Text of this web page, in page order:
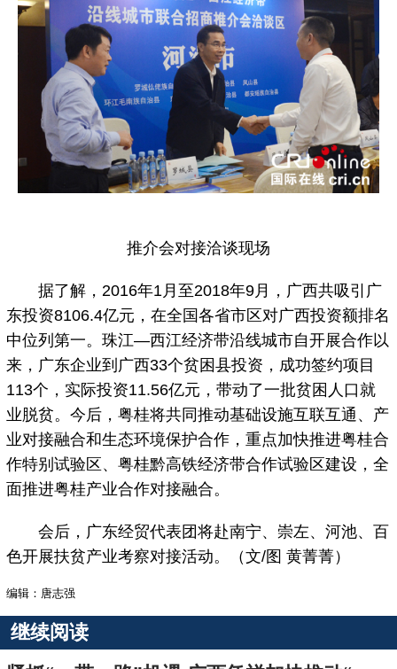
推介会对接洽谈现场
据了解，2016年1月至2018年9月，广西共吸引广
东投资8106.4亿元，在全国各省市区对广西投资额排名
中位列第一。珠江—西江经济带沿线城市自开展合作以
来，广东企业到广西33个贫困县投资，成功签约项目
113个，实际投资11.56亿元，带动了一批贫困人口就
业脱贫。今后，粤桂将共同推动基础设施互联互通、产
业对接融合和生态环境保护合作，重点加快推进粤桂合
作特别试验区、粤桂黔高铁经济带合作试验区建设，全
面推进粤桂产业合作对接融合。
会后，广东经贸代表团将赴南宁、崇左、河池、百
色开展扶贫产业考察对接活动。（文/图 黄菁菁）
编辑：唐志强
继续阅读